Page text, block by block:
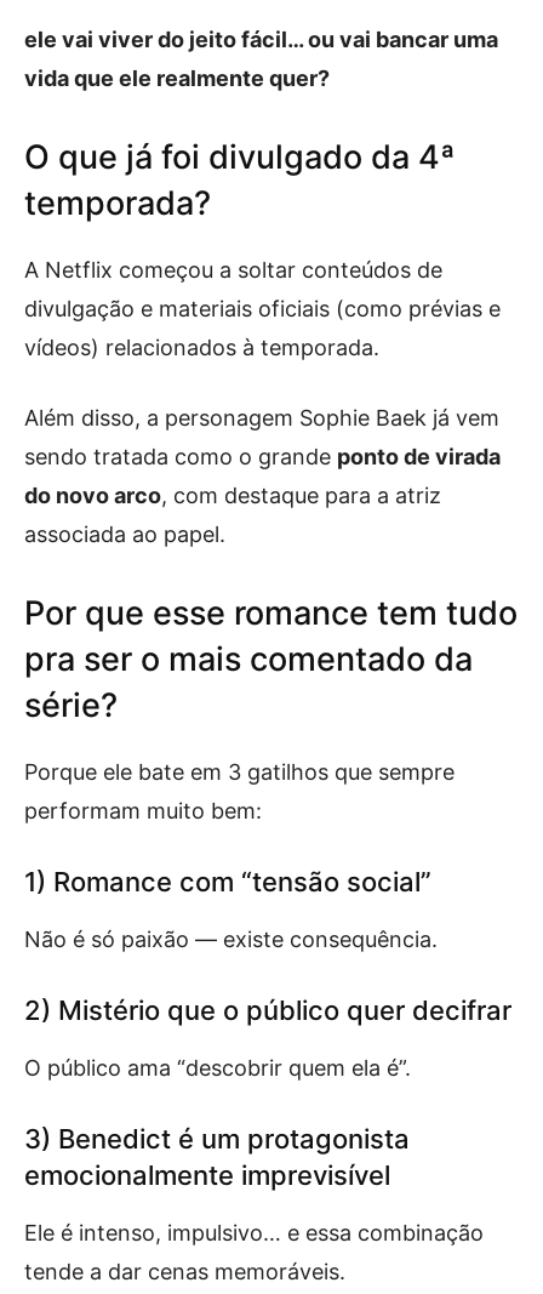
ele vai viver do jeito fácil… ou vai bancar uma
vida que ele realmente quer?
O que já foi divulgado da 4ª
temporada?
A Netflix começou a soltar conteúdos de
divulgação e materiais oficiais (como prévias e
vídeos) relacionados à temporada.
Além disso, a personagem Sophie Baek já vem
sendo tratada como o grande ponto de virada
do novo arco, com destaque para a atriz
associada ao papel.
Por que esse romance tem tudo
pra ser o mais comentado da
série?
Porque ele bate em 3 gatilhos que sempre
performam muito bem:
1) Romance com “tensão social”
Não é só paixão — existe consequência.
2) Mistério que o público quer decifrar
O público ama “descobrir quem ela é”.
3) Benedict é um protagonista
emocionalmente imprevisível
Ele é intenso, impulsivo… e essa combinação
tende a dar cenas memoráveis.